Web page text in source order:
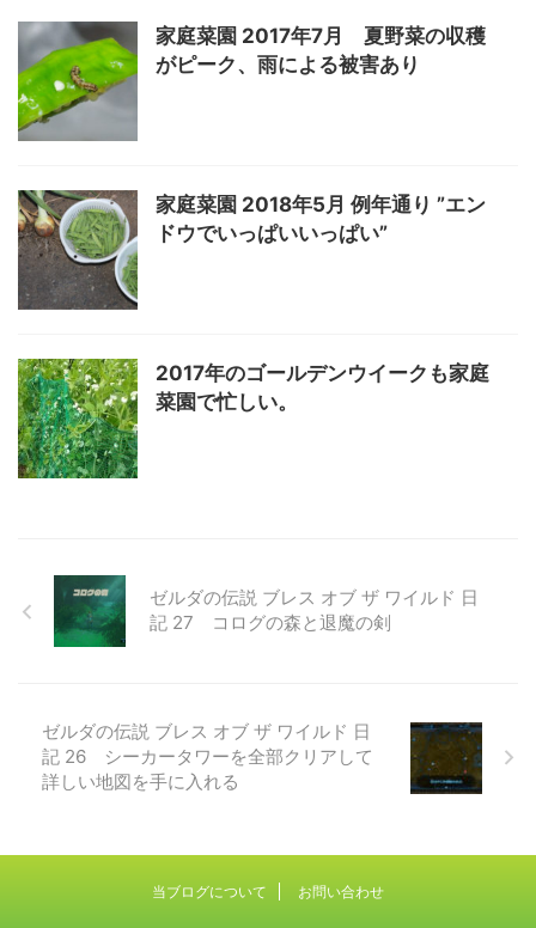
家庭菜園 2017年7月 夏野菜の収穫
がピーク、雨による被害あり
家庭菜園 2018年5月 例年通り ”エン
ドウでいっぱいいっぱい”
2017年のゴールデンウイークも家庭
菜園で忙しい。
ゼルダの伝説 ブレス オブ ザ ワイルド 日
記 27 コログの森と退魔の剣
ゼルダの伝説 ブレス オブ ザ ワイルド 日
記 26 シーカータワーを全部クリアして
詳しい地図を手に入れる
当ブログについて お問い合わせ